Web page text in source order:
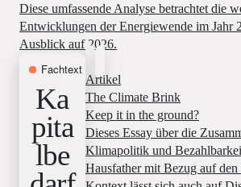
Diese umfassende Analyse betrachtet die
Entwicklungen der Energiewende im Jahr
Ausblick auf 2026.
Fachtext
Ka
pita
lbe
Artikel
The Climate Brink
Keep it in the ground?
Dieses Essay über die
Klimapolitik und
Hausfather mit Bezug auf